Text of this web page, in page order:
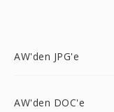
AW'den JPG'e
AW'den DOC'e